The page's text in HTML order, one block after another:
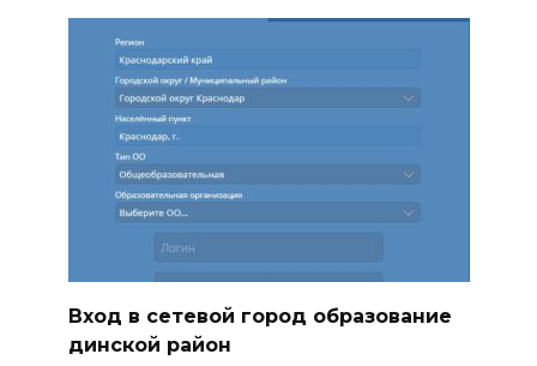
Вход в сетевой город образование
динской район